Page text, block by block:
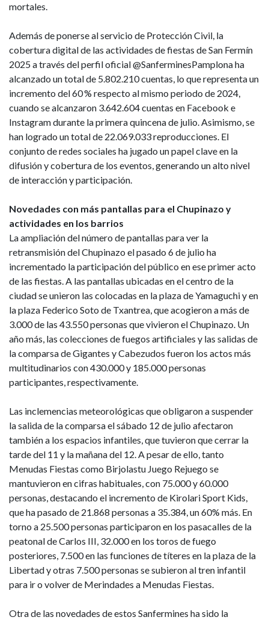
mortales.
Además de ponerse al servicio de Protección Civil, la
cobertura digital de las actividades de fiestas de San Fermín
2025 a través del perfil oficial @SanferminesPamplona ha
alcanzado un total de 5.802.210 cuentas, lo que representa un
incremento del 60 % respecto al mismo periodo de 2024,
cuando se alcanzaron 3.642.604 cuentas en Facebook e
Instagram durante la primera quincena de julio. Asimismo, se
han logrado un total de 22.069.033 reproducciones. El
conjunto de redes sociales ha jugado un papel clave en la
difusión y cobertura de los eventos, generando un alto nivel
de interacción y participación.
Novedades con más pantallas para el Chupinazo y
actividades en los barrios
La ampliación del número de pantallas para ver la
retransmisión del Chupinazo el pasado 6 de julio ha
incrementado la participación del público en ese primer acto
de las fiestas. A las pantallas ubicadas en el centro de la
ciudad se unieron las colocadas en la plaza de Yamaguchi y en
la plaza Federico Soto de Txantrea, que acogieron a más de
3.000 de las 43.550 personas que vivieron el Chupinazo. Un
año más, las colecciones de fuegos artificiales y las salidas de
la comparsa de Gigantes y Cabezudos fueron los actos más
multitudinarios con 430.000 y 185.000 personas
participantes, respectivamente.
Las inclemencias meteorológicas que obligaron a suspender
la salida de la comparsa el sábado 12 de julio afectaron
también a los espacios infantiles, que tuvieron que cerrar la
tarde del 11 y la mañana del 12. A pesar de ello, tanto
Menudas Fiestas como Birjolastu Juego Rejuego se
mantuvieron en cifras habituales, con 75.000 y 60.000
personas, destacando el incremento de Kirolari Sport Kids,
que ha pasado de 21.868 personas a 35.384, un 60% más. En
torno a 25.500 personas participaron en los pasacalles de la
peatonal de Carlos III, 32.000 en los toros de fuego
posteriores, 7.500 en las funciones de títeres en la plaza de la
Libertad y otras 7.500 personas se subieron al tren infantil
para ir o volver de Merindades a Menudas Fiestas.
Otra de las novedades de estos Sanfermines ha sido la